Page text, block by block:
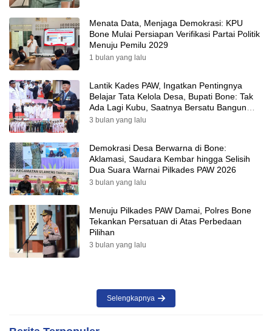
Menata Data, Menjaga Demokrasi: KPU
Bone Mulai Persiapan Verifikasi Partai Politik
Menuju Pemilu 2029
1 bulan yang lalu
Lantik Kades PAW, Ingatkan Pentingnya
Belajar Tata Kelola Desa, Bupati Bone: Tak
Ada Lagi Kubu, Saatnya Bersatu Bangun
Desa
3 bulan yang lalu
Demokrasi Desa Berwarna di Bone:
Aklamasi, Saudara Kembar hingga Selisih
Dua Suara Warnai Pilkades PAW 2026
3 bulan yang lalu
Menuju Pilkades PAW Damai, Polres Bone
Tekankan Persatuan di Atas Perbedaan
Pilihan
3 bulan yang lalu
Selengkapnya